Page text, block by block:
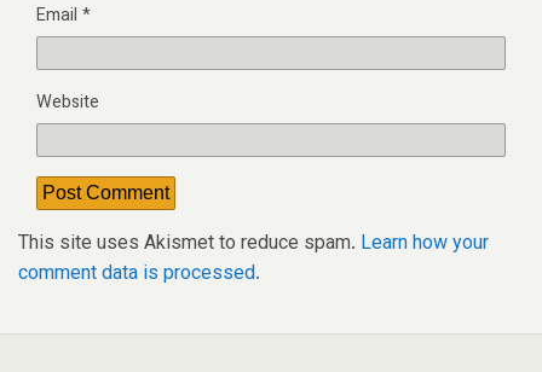
Email *
Website
This site uses Akismet to reduce spam. Learn how your
comment data is processed.